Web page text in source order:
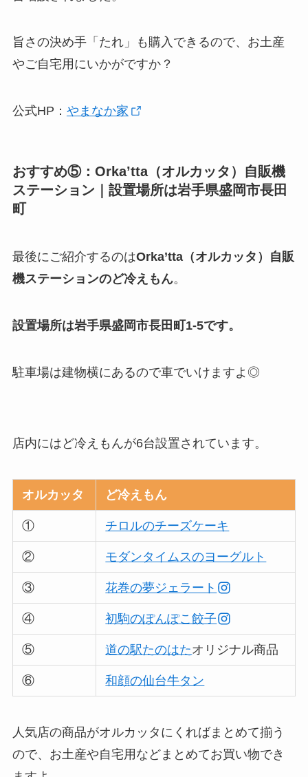
旨さの決め手「たれ」も購入できるので、お土産
やご自宅用にいかがですか？
公式HP： やまなか家
おすすめ⑤：Orka’tta（オルカッタ）自販機
ステーション｜設置場所は岩手県盛岡市長田
町
最後にご紹介するのはOrka’tta（オルカッタ）自販
機ステーションのど冷えもん。
設置場所は岩手県盛岡市長田町1-5です。
駐車場は建物横にあるので車でいけますよ◎
店内にはど冷えもんが6台設置されています。
オルカッタ ど冷えもん
① チロルのチーズケーキ
② モダンタイムスのヨーグルト
③ 花巻の夢ジェラート
④ 初駒のぽんぽこ餃子
⑤ 道の駅たのはたオリジナル商品
⑥ 和顔の仙台牛タン
人気店の商品がオルカッタにくればまとめて揃う
ので、お土産や自宅用などまとめてお買い物でき